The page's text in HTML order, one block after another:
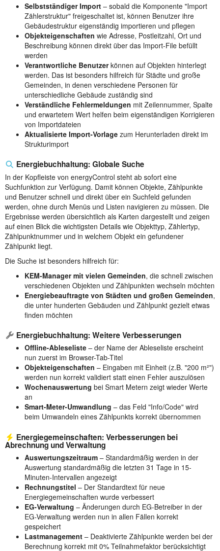
Selbstständiger Import – sobald die Komponente "Import
Zählerstruktur" freigeschaltet ist, können Benutzer ihre
Gebäudestruktur eigenständig importieren und pflegen
Objekteigenschaften wie Adresse, Postleitzahl, Ort und
Beschreibung können direkt über das Import-File befüllt
werden
Verantwortliche Benutzerkönnen auf Objekten hinterlegt
werden. Das ist besonders hilfreich für Städte und große
Gemeinden, in denen verschiedene Personen für
unterschiedliche Gebäude zuständig sind
Verständliche Fehlermeldungen mit Zeilennummer, Spalte
und erwartetem Wert helfen beim eigenständigen Korrigieren
von Importdateien
Aktualisierte Import-Vorlage zum Herunterladen direkt im
Strukturimport
Energiebuchhaltung: Globale Suche
In der Kopfleiste von energyControl steht ab sofort eine
Suchfunktion zur Verfügung. Damit können Objekte, Zählpunkte
und Benutzer schnell und direkt über ein Suchfeld gefunden
werden, ohne durch Menüs und Listen navigieren zu müssen. Die
Ergebnisse werden übersichtlich als Karten dargestellt und zeigen
auf einen Blick die wichtigsten Details wie Objekttyp, Zählertyp,
Zählpunktnummer und in welchem Objekt ein gefundener
Zählpunkt liegt.
Die Suche ist besonders hilfreich für:
KEM-Manager mit vielen Gemeinden, die schnell zwischen
verschiedenen Objekten und Zählpunkten wechseln möchten
Energiebeauftragte von Städten und großen Gemeinden,
die unter hunderten Gebäuden und Zählpunkt gezielt etwas
finden möchten
Energiebuchhaltung: Weitere Verbesserungen
Offline-Ableseliste – der Name der Ableseliste erscheint
nun zuerst im Browser-Tab-Titel
Objekteigenschaften – Eingaben mit Einheit (z.B. "200 m²")
werden nun korrekt validiert statt einen Fehler auszulösen
Wochenauswertung bei Smart Metern zeigt wieder Werte
an
Smart-Meter-Umwandlung – das Feld "Info/Code" wird
beim Umwandeln eines Zählpunkts korrekt übernommen
Energiegemeinschaften: Verbesserungen bei
Abrechnung und Verwaltung
Auswertungszeitraum – Standardmäßig werden in der
Auswertung standardmäßig die letzten 31 Tage in 15-
Minuten-Intervallen angezeigt
Rechnungstitel – Der Standardtext für neue
Energiegemeinschaften wurde verbessert
EG-Verwaltung – Änderungen durch EG-Betreiber in der
EG-Verwaltung werden nun in allen Fällen korrekt
gespeichert
Lastmanagement – Deaktivierte Zählpunkte werden bei der
Berechnung korrekt mit 0% Teilnahmefaktor berücksichtigt